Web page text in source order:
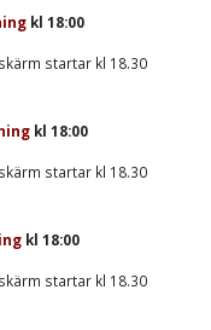
kl 18:00
startar kl 18.30
kl 18:00
startar kl 18.30
kl 18:00
startar kl 18.30